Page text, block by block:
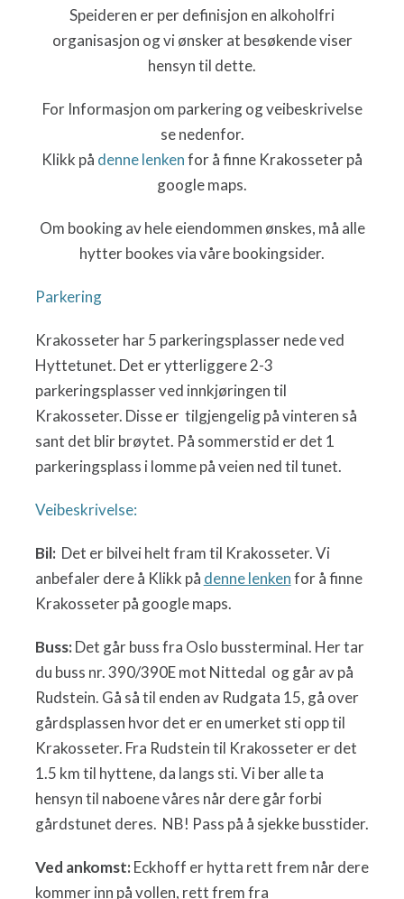
Speideren er per definisjon en alkoholfri
organisasjon og vi ønsker at besøkende viser
hensyn til dette.
For Informasjon om parkering og veibeskrivelse
se nedenfor.
Klikk på denne lenkenfor å finne Krakosseter på
google maps.
Om booking av hele eiendommen ønskes, må alle
hytter bookes via våre bookingsider.
Parkering
Krakosseter har 5 parkeringsplasser nede ved
Hyttetunet. Det er ytterliggere 2-3
parkeringsplasser ved innkjøringen til
Krakosseter. Disse er tilgjengelig på vinteren så
sant det blir brøytet. På sommerstid er det 1
parkeringsplass i lomme på veien ned til tunet.
Veibeskrivelse:
Bil: Det er bilvei helt fram til Krakosseter. Vi
anbefaler dere å Klikk på denne lenkenfor å finne
Krakosseter på google maps.
Buss:Det går buss fra Oslo bussterminal. Her tar
du buss nr. 390/390E mot Nittedal og går av på
Rudstein. Gå så til enden av Rudgata 15, gå over
gårdsplassen hvor det er en umerket sti opp til
Krakosseter. Fra Rudstein til Krakosseter er det
1.5 km til hyttene, da langs sti. Vi ber alle ta
hensyn til naboene våres når dere går forbi
gårdstunet deres. NB! Pass på å sjekke busstider.
Ved ankomst:Eckhoff er hytta rett frem når dere
kommer inn på vollen, rett frem fra